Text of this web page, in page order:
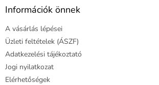
Információk önnek
A vásárlás lépései
Üzleti feltételek (ÁSZF)
Adatkezelési tájékoztató
Jogi nyilatkozat
Elérhetőségek